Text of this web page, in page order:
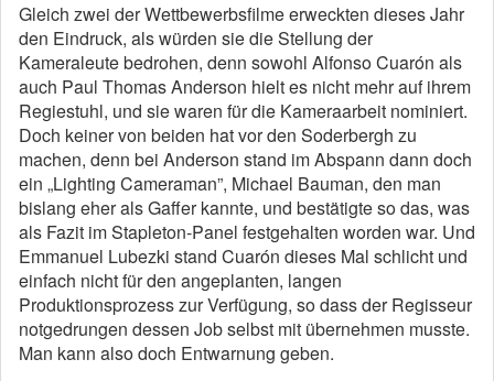
Gleich zwei der Wettbewerbsfilme erweckten dieses Jahr
den Eindruck, als würden sie die Stellung der
Kameraleute bedrohen, denn sowohl Alfonso Cuarón als
auch Paul Thomas Anderson hielt es nicht mehr auf ihrem
Regiestuhl, und sie waren für die Kameraarbeit nominiert.
Doch keiner von beiden hat vor den Soderbergh zu
machen, denn bei Anderson stand im Abspann dann doch
ein „Lighting Cameraman”, Michael Bauman, den man
bislang eher als Gaffer kannte, und bestätigte so das, was
als Fazit im Stapleton-Panel festgehalten worden war. Und
Emmanuel Lubezki stand Cuarón dieses Mal schlicht und
einfach nicht für den angeplanten, langen
Produktionsprozess zur Verfügung, so dass der Regisseur
notgedrungen dessen Job selbst mit übernehmen musste.
Man kann also doch Entwarnung geben.